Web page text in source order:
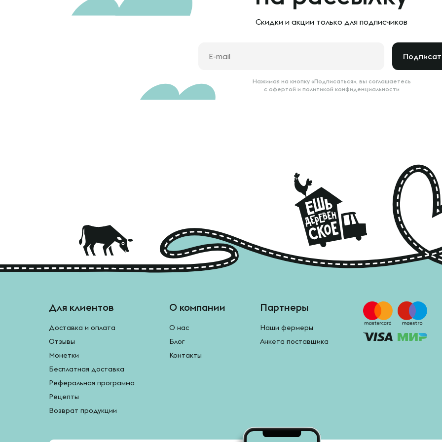
Скидки и акции только для подписчиков
Нажимая на кнопку «Подписаться», вы соглашаетесь
с офертой и политикой конфиденциальности
Для клиентов
Доставка и оплата
Отзывы
Монетки
Бесплатная доставка
Реферальная программа
Рецепты
Возврат продукции
О компании
О нас
Блог
Контакты
Партнеры
Наши фермеры
Анкета поставщика